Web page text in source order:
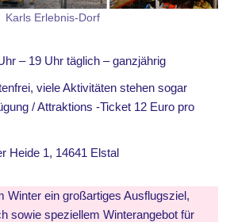
Karls Erlebnis-Dorf
– 19 Uhr täglich – ganzjährig
viele Aktivitäten stehen sogar
/ Attraktions -Ticket 12 Euro pro
Heide 1, 14641 Elstal
Winter ein großartiges Ausflugsziel,
sowie speziellem Winterangebot für